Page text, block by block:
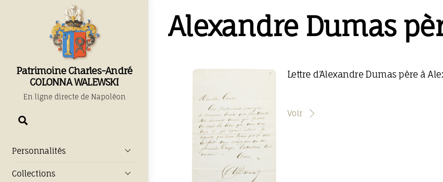
Patrimoine Charles-André
COLONNA WALEWSKI
En ligne directe de Napoléon
Personnalités
Collections
Alexandre Dumas
Lettre d’Alexandre Dumas père à
Voir